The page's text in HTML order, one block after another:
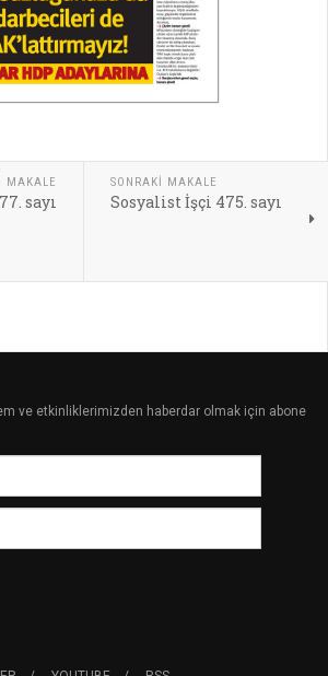
MAKALE
sayı
SONRAKI MAKALE
Sosyalist İşçi 475. sayı
ve etkinliklerimizden haberdar olmak için abone